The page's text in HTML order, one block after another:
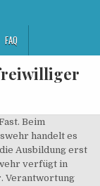
FAQ
Beim
handelt es
Ausbildung erst
verfügt in
Verantwortung